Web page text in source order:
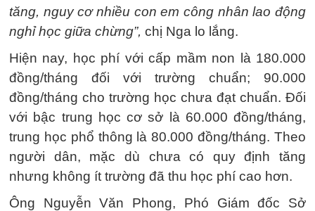
tăng, nguy cơ nhiều con em công nhân lao động
nghỉ học giữa chừng”, chị Nga lo lắng.
Hiện nay, học phí với cấp mầm non là 180.000
đồng/tháng đối với trường chuẩn; 90.000
đồng/tháng cho trường học chưa đạt chuẩn. Đối
với bậc trung học cơ sở là 60.000 đồng/tháng,
trung học phổ thông là 80.000 đồng/tháng. Theo
người dân, mặc dù chưa có quy định tăng
nhưng không ít trường đã thu học phí cao hơn.
Ông Nguyễn Văn Phong, Phó Giám đốc Sở